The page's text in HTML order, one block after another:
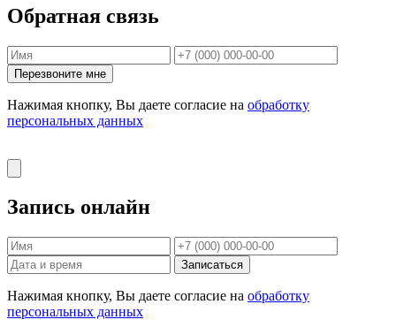
Обратная связь
Перезвоните мне
Нажимая кнопку, Вы даете согласие на обработку
персональных данных
Запись онлайн
Записаться
Нажимая кнопку, Вы даете согласие на обработку
персональных данных